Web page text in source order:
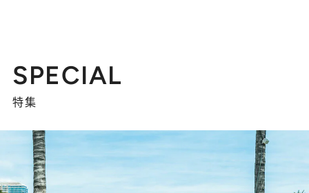
SPECIAL
特集